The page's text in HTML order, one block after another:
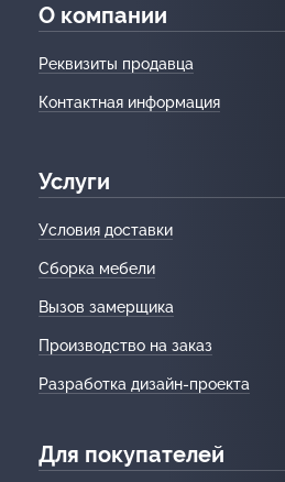
О компании
Реквизиты продавца
Контактная информация
Услуги
Условия доставки
Сборка мебели
Вызов замерщика
Производство на заказ
Разработка дизайн-проекта
Для покупателей